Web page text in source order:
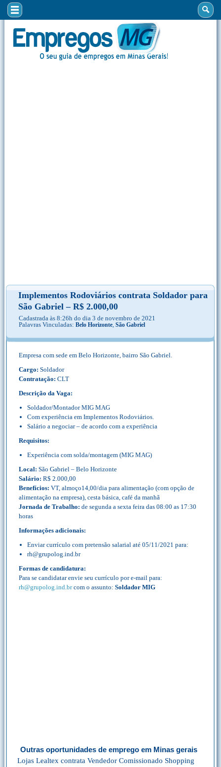
Implementos Rodoviários contrata Soldador para
São Gabriel – R$ 2.000,00
Cadastrada às 8:26h do dia 3 de novembro de 2021
Palavras Vinculadas: Belo Horizonte, São Gabriel
Empresa com sede em Belo Horizonte, bairro São Gabriel.
Cargo: Soldador
Contratação: CLT
Descrição da Vaga:
Soldador/Montador MIG MAG
Com experiência em Implementos Rodoviários.
Salário a negociar – de acordo com a experiência
Requisitos:
Experiência com solda/montagem (MIG MAG)
Local: São Gabriel – Belo Horizonte
Salário: R$ 2.000,00
Benefícios: VT, almoço14,00/dia para alimentação (com opção de
alimentação na empresa), cesta básica, café da manhã
Jornada de Trabalho: de segunda a sexta feira das 08:00 as 17:30
horas
Informações adicionais:
Enviar currículo com pretensão salarial até 05/11/2021 para:
rh@grupolog.ind.br
Formas de candidatura:
Para se candidatar envie seu currículo por e-mail para:
rh@grupolog.ind.brcom o assunto: Soldador MIG
Outras oportunidades de emprego em Minas gerais
Lojas Lealtex contrata Vendedor Comissionado Shopping